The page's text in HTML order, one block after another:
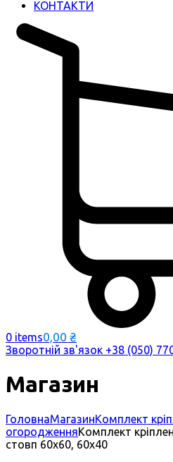
КОНТАКТИ
0 items0,00 ₴
Зворотній зв'язок +38 (050)
Магазин
ГоловнаМагазинКомплект
огородженняКомплект
стовп 60х60, 60х40